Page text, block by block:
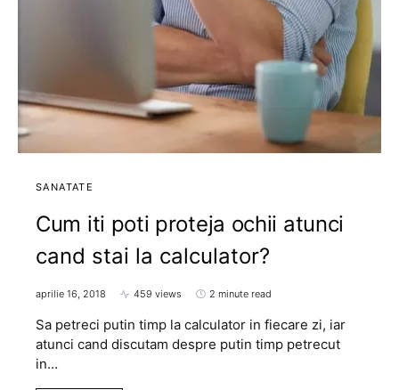
SANATATE
Cum iti poti proteja ochii atunci
cand stai la calculator?
aprilie 16, 2018 459 views 2 minute read
Sa petreci putin timp la calculator in fiecare zi, iar
atunci cand discutam despre putin timp petrecut
in…